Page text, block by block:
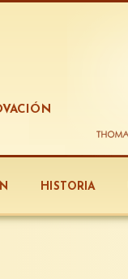
HISTORIA